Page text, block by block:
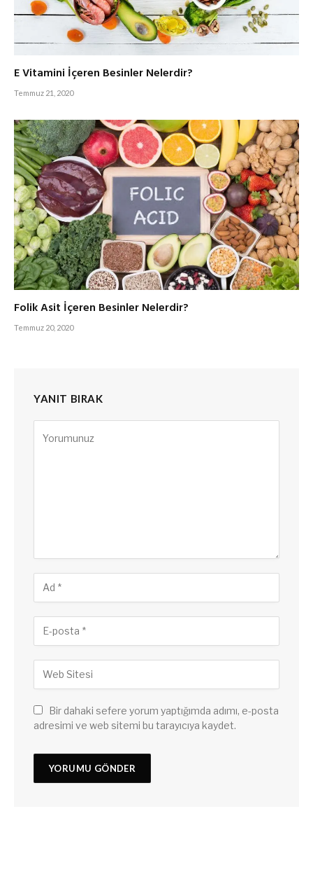
E Vitamini İçeren Besinler Nelerdir?
Temmuz 21, 2020
Folik Asit İçeren Besinler Nelerdir?
Temmuz 20, 2020
YANIT BIRAK
Bir dahaki sefere yorum yaptığımda adımı, e-posta
adresimi ve web sitemi bu tarayıcıya kaydet.